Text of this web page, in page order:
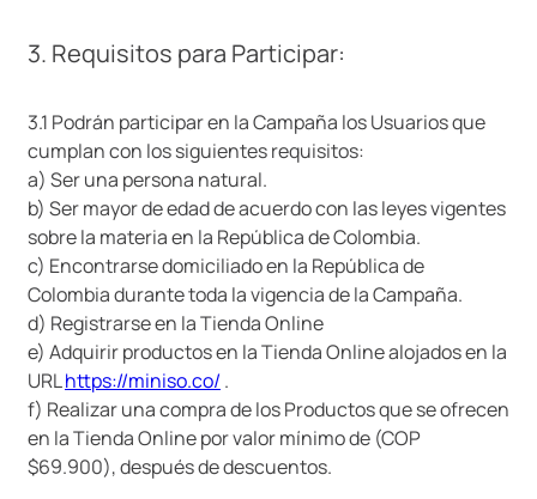
3. Requisitos para Participar:
3.1 Podrán participar en la Campaña los Usuarios que
cumplan con los siguientes requisitos:
a) Ser una persona natural.
b) Ser mayor de edad de acuerdo con las leyes vigentes
sobre la materia en la República de Colombia.
c) Encontrarse domiciliado en la República de
Colombia durante toda la vigencia de la Campaña.
d) Registrarse en la Tienda Online
e) Adquirir productos en la Tienda Online alojados en la
URLhttps://miniso.co/ .
f) Realizar una compra de los Productos que se ofrecen
en la Tienda Online por valor mínimo de (COP
$69.900), después de descuentos.